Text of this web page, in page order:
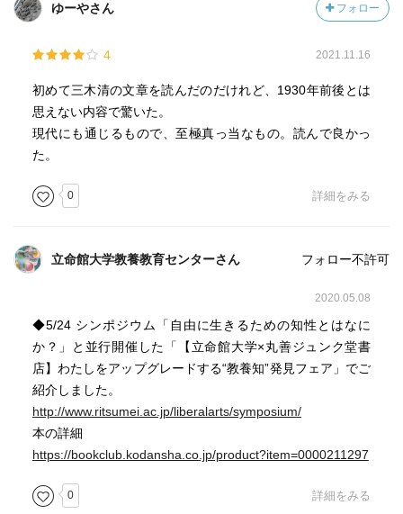
ゆーやさん フォロー
4 2021.11.16
初めて三木清の文章を読んだのだけれど、1930年前後とは
思えない内容で驚いた。
現代にも通じるもので、至極真っ当なもの。読んで良かっ
た。
0 詳細をみる
立命館大学教養教育センターさん フォロー不許可
2020.05.08
◆5/24 シンポジウム「自由に生きるための知性とはなに
か？」と並行開催した「【立命館大学×丸善ジュンク堂書
店】わたしをアップグレードする“教養知”発見フェア」でご
紹介しました。
http://www.ritsumei.ac.jp/liberalarts/symposium/
本の詳細
https://bookclub.kodansha.co.jp/product?item=0000211297
0 詳細をみる